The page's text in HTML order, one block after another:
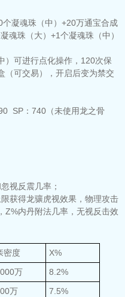
凝魂珠（中）+20万通宝合成
魂珠（大）+1个凝魂珠（中）
）可进行点化操作，120次保
（可交易），开启后变为禁交
SP：740（未使用龙之骨
视反震几率；
获得龙骧虎视效果，物理攻击
Z%内丹附法几率，无视反击效
密度
X%
万
8.2%
万
7.5%